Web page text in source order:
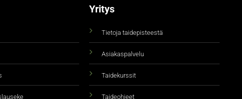
Yritys
Tietoja taidepisteestä
Asiakaspalvelu
Taidekurssit
Taideohjeet